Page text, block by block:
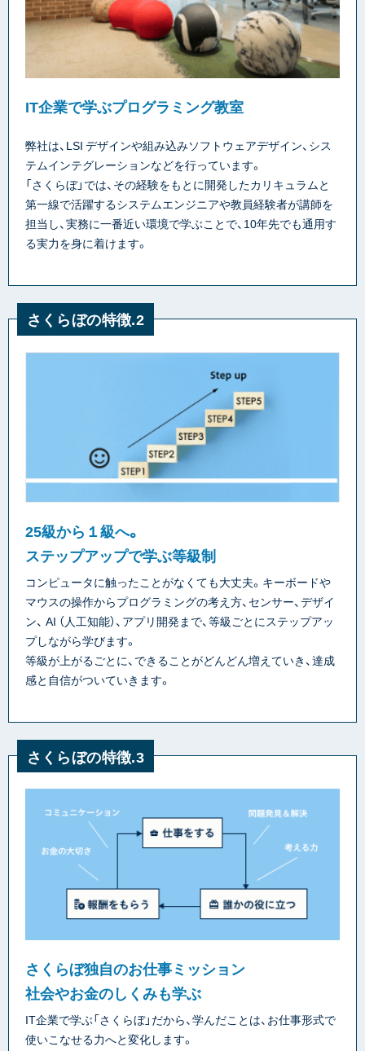
IT企業で学ぶプログラミング教室
弊社は、LSI デザインや組み込みソフトウェアデザイン、シス
テムインテグレーションなどを行っています。
「さくらぼ」では、その経験をもとに開発したカリキュラムと
第一線で活躍するシステムエンジニアや教員経験者が講師を
担当し、実務に一番近い環境で学ぶことで、10年先でも通用す
る実力を身に着けます。
さくらぼの特徴.2
25級から１級へ。
ステップアップで学ぶ等級制
コンピュータに触ったことがなくても大丈夫。キーボードや
マウスの操作からプログラミングの考え方、センサー、デザイ
ン、 AI （人工知能）、アプリ開発まで、等級ごとにステップアッ
プしながら学びます。
等級が上がるごとに、できることがどんどん増えていき、達成
感と自信がついていきます。
さくらぼの特徴.3
さくらぼ独自のお仕事ミッション
社会やお金のしくみも学ぶ
IT企業で学ぶ「さくらぼ」だから、学んだことは、お仕事形式で
使いこなせる力へと変化します。